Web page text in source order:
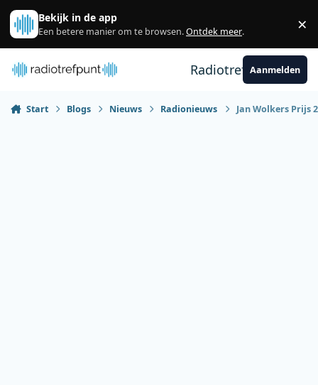
Spring naar bijdragen
Bekijk in de app
Een betere manier om te browsen.Ontdek meer. ×
RadiotrefpuntAanmelden
Start Blogs Nieuws Radionieuws Jan Wolkers Prijs